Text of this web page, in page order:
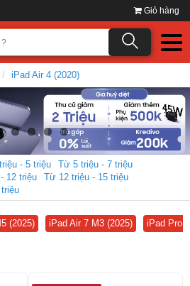
Giỏ hàng
iPad Air 4 (2020)
- 5 triệu
Từ 5 triệu - 7 triệu
12 triệu
Từ 12 triệu - 15 triệu
(2025) iPad Air 7 M3 (2025) iPad Pro